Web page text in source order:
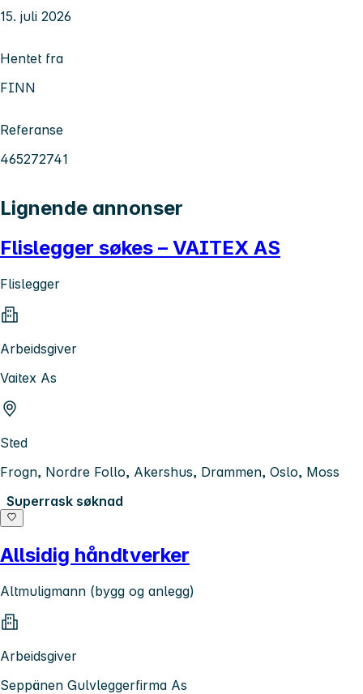
15. juli 2026
Hentet fra
FINN
Referanse
465272741
Lignende annonser
Flislegger søkes – VAITEX AS
Flislegger
Arbeidsgiver
Vaitex As
Sted
Frogn, Nordre Follo, Akershus, Drammen, Oslo, Moss
Superrask søknad
Allsidig håndtverker
Altmuligmann (bygg og anlegg)
Arbeidsgiver
Seppänen Gulvleggerfirma As